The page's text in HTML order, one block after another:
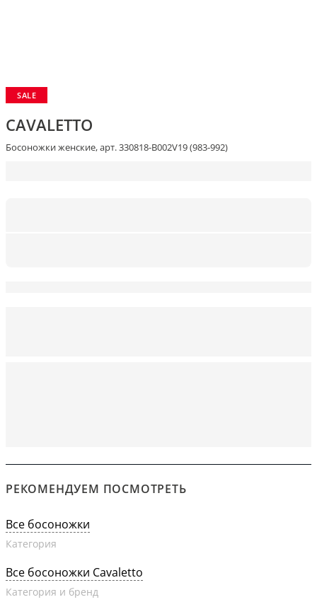
SALE
CAVALETTO
Босоножки женские, арт. 330818-B002V19 (983-992)
РЕКОМЕНДУЕМ ПОСМОТРЕТЬ
Все босоножки
Категория
Все босоножки Cavaletto
Категория и бренд